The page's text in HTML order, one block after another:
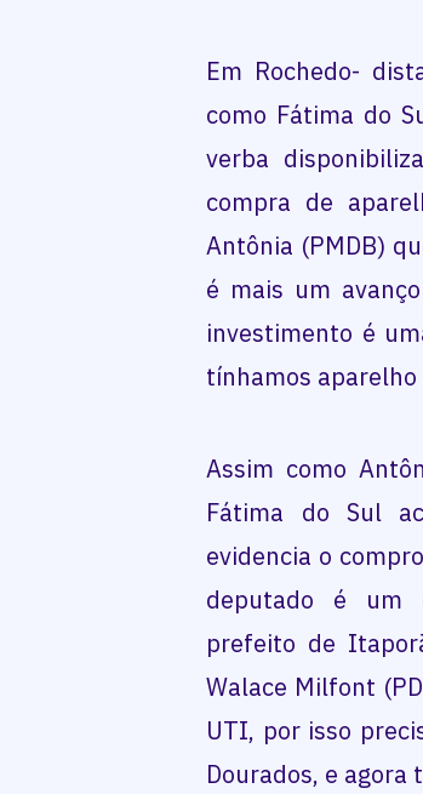
Em Rochedo-
como Fátima do
verba
compra de
Antônia (PMDB)
é mais um
investimento é
tínhamos
Assim como
Fátima do Sul
evidencia o
deputado é um
prefeito de
Walace Milfont
UTI, por isso
Dourados, e agora